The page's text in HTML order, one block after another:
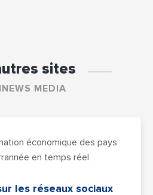
sites
MEDIA
économique des pays
en temps réel
les réseaux sociaux